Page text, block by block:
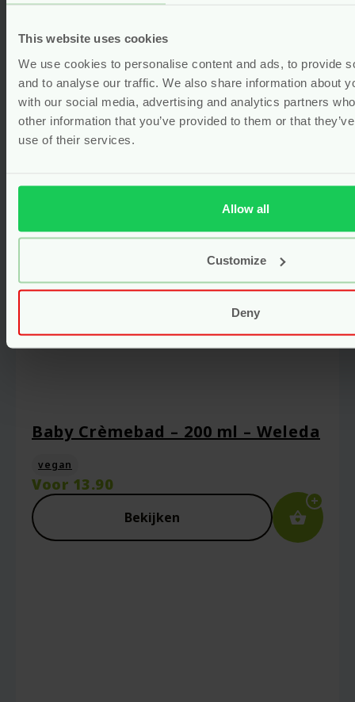
This website uses cookies
We use cookies to personalise content and ads, to provide
and to analyse our traffic. We also share information about
with our social media, advertising and analytics partners
other information that you’ve provided to them or that
use of their services.
Allow all
Customize
Deny
ml – Weleda
Voor 7.45
Bekijken
Baby Crèmebad – 200 ml – Weleda
vegan
Voor 13.90
Bekijken